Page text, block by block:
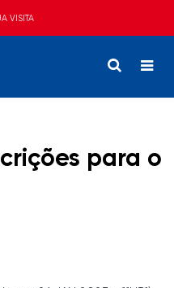
VISITA
para o